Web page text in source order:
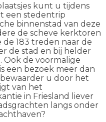
kunt u tijdens
een stedentrip
binnenstad van deze
de scheve kerktoren
de 183 treden naar de
de stad en bij helder
Ook de voormalige
een bezoek meer dan
u door het
van het
in Friesland liever
langs onder